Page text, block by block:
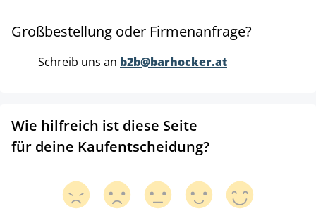
Großbestellung oder Firmenanfrage?
Schreib uns an b2b@barhocker.at
Wie hilfreich ist diese Seite
für deine Kaufentscheidung?